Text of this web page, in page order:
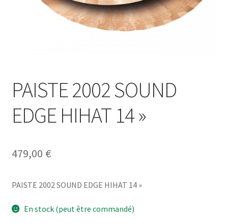
PAISTE 2002 SOUND
EDGE HIHAT 14 »
479,00 €
PAISTE 2002 SOUND EDGE HIHAT 14 »
En stock (peut être commandé)